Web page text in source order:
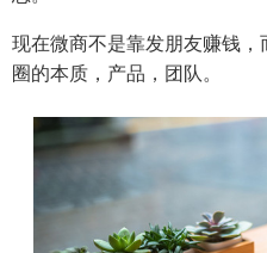
现在微商不是靠发朋友赚钱
圈的本质，产品，团队。